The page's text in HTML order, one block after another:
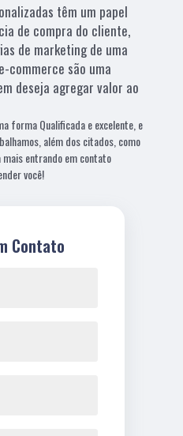
têm um papel
de compra do cliente,
de marketing de uma
commerce são uma
deseja agregar valor ao
forma Qualificada e excelente, e
além dos citados, como
mais entrando em contato
você!
Contato